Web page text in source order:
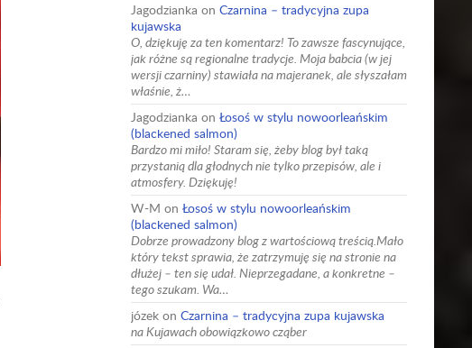
Jagodzianka on Czarnina – tradycyjna zupa
kujawska
O, dziękuję za ten komentarz! To zawsze fascynujące,
jak różne są regionalne tradycje. Moja babcia (w jej
wersji czarniny) stawiała na majeranek, ale słyszałam
właśnie, ż…
Jagodzianka on Łosoś w stylu nowoorleańskim
(blackened salmon)
Bardzo mi miło! Staram się, żeby blog był taką
przystanią dla głodnych nie tylko przepisów, ale i
atmosfery. Dziękuję!
W-M on Łosoś w stylu nowoorleańskim
(blackened salmon)
Dobrze prowadzony blog z wartościową treścią.Mało
który tekst sprawia, że zatrzymuję się na stronie na
dłużej – ten się udał. Nieprzegadane, a konkretne –
tego szukam. Wa…
józek on Czarnina – tradycyjna zupa kujawska
na Kujawach obowiązkowo cząber